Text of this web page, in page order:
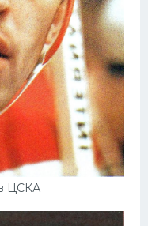
ЦСКА